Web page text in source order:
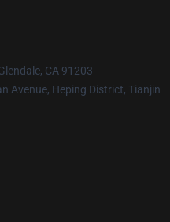
CA 91203
Avenue, Heping District, Tianjin